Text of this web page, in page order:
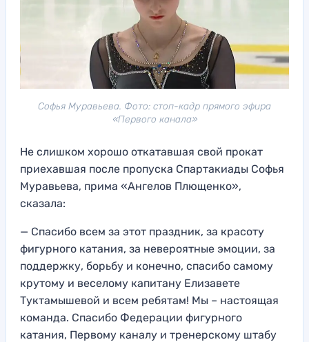
Софья Муравьева. Фото: стоп-кадр прямого эфира
«Первого канала»
Не слишком хорошо откатавшая свой прокат
приехавшая после пропуска Спартакиады Софья
Муравьева, прима «Ангелов Плющенко»,
сказала:
— Спасибо всем за этот праздник, за красоту
фигурного катания, за невероятные эмоции, за
поддержку, борьбу и конечно, спасибо самому
крутому и веселому капитану Елизавете
Туктамышевой и всем ребятам! Мы – настоящая
команда. Спасибо Федерации фигурного
катания, Первому каналу и тренерскому штабу